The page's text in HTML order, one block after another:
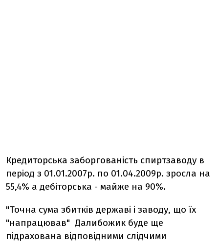
Кредиторська заборгованість спиртзаводу в
період з 01.01.2007р. по 01.04.2009р. зросла на
55,4% а дебіторська - майже на 90%.
"Точна сума збитків державі і заводу, що їх
"напрацював" Далибожик буде ще
підрахована відповідними слідчими